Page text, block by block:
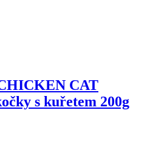
CAT
s kuřetem 200g